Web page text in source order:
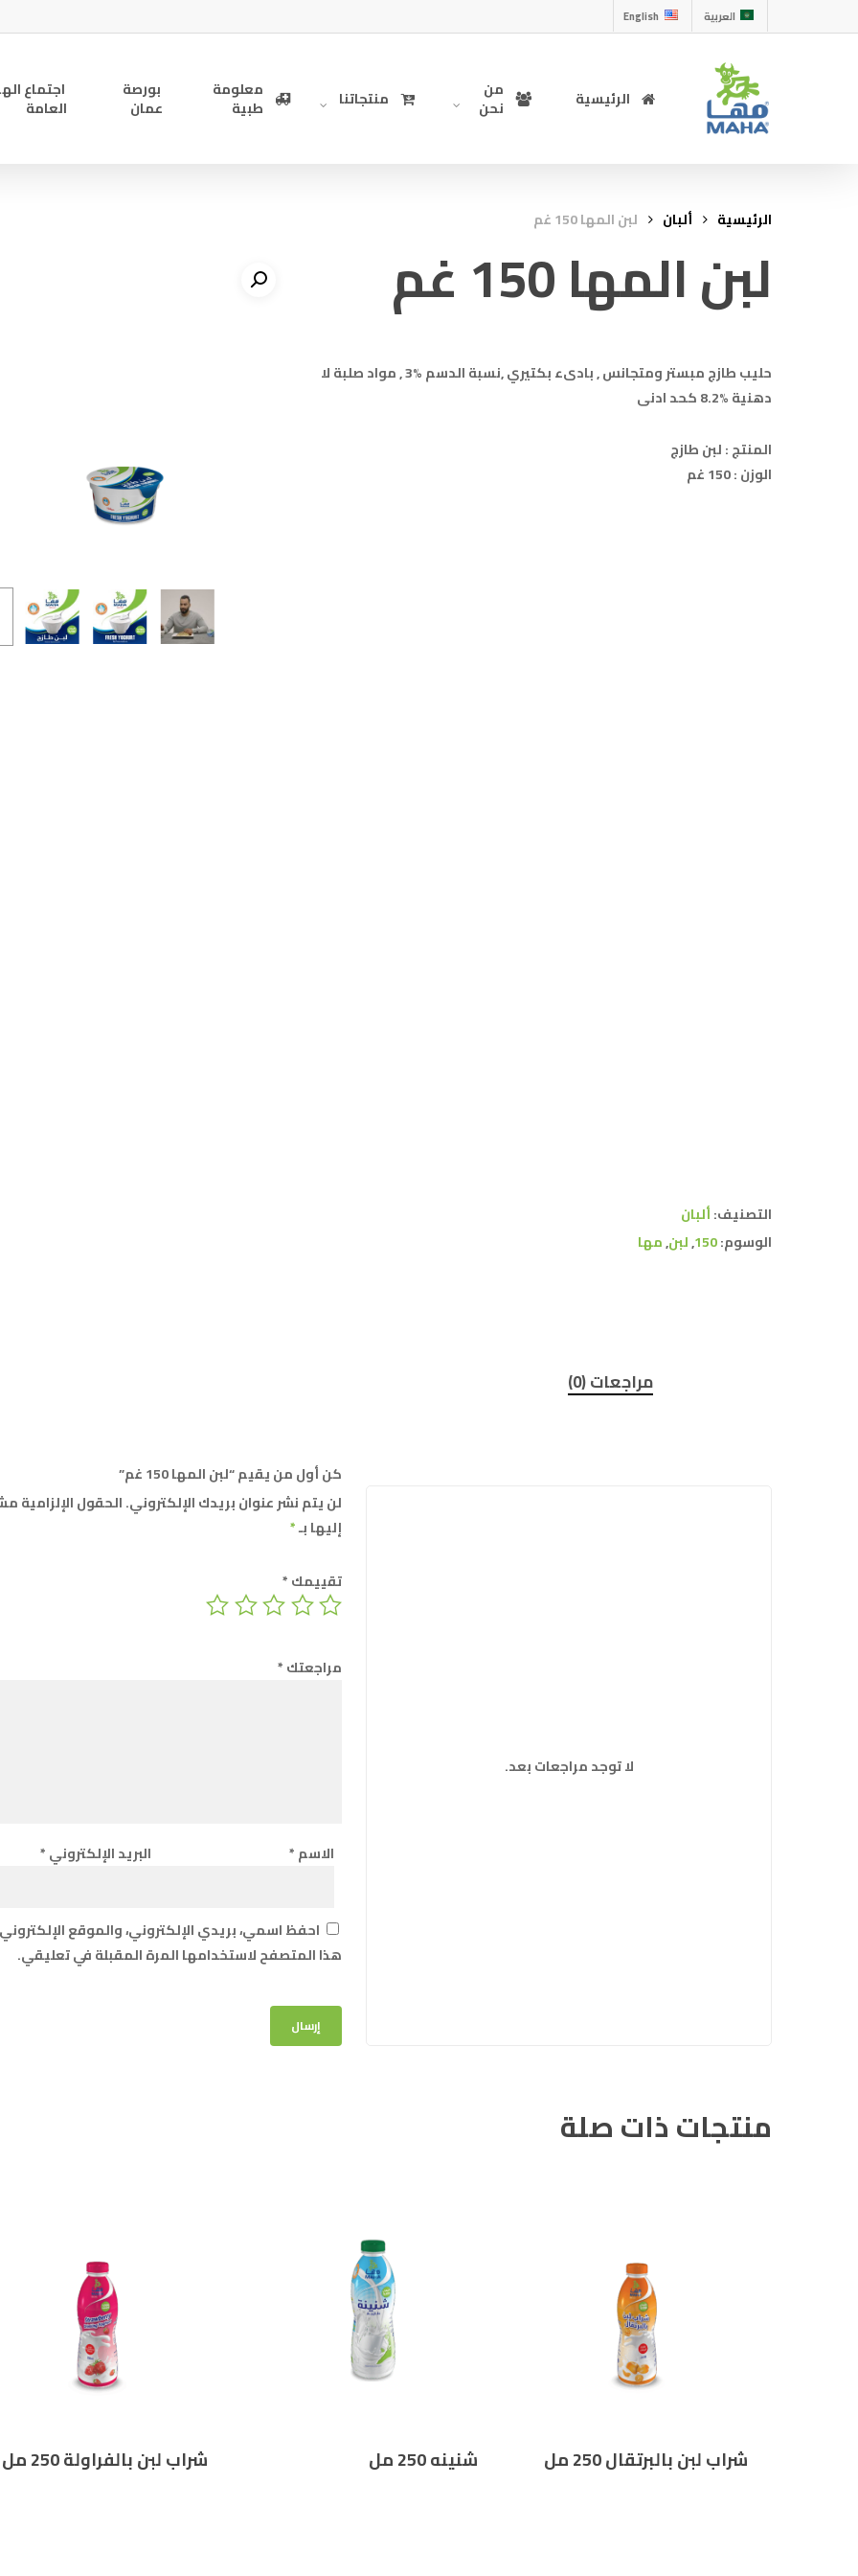
العربية English
الرئيسية من
نحن منتجاتنا معلومة
طبية
بورصة
عمان
اجتماع
العامة
الرئيسية ألبان لبن المها 150 غم
لبن المها 150 غم
حليب طازج مبستر ومتجانس , بادىء بكتيري ,نسبة الدسم %3 , مواد صلبة لا
دهنية %8.2 كحد ادنى
المنتج : لبن طازج
الوزن : 150 غم
التصنيف:ألبان
الوسوم:150
,لبن,مها
مراجعات (0)
لا توجد مراجعات بعد.
كن أول من يقيم “لبن المها 150 غم”
لن يتم نشر عنوان بريدك الإلكتروني.الحقول الإلزامية
إليها بـ*
تقييمك*
مراجعتك*
الاسم* البريد الإلكتروني*
احفظ اسمي، بريدي الإلكتروني، والموقع
هذا المتصفح لاستخدامها المرة المقبلة في تعليقي.
منتجات ذات صلة
شراب لبن بالبرتقال 250 مل شنينه 250 مل شراب لبن بالفراولة 250 مل